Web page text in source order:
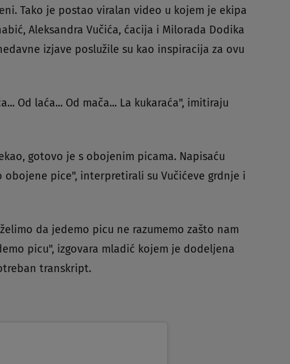
Tako je postao viralan video u kojem je ekipa
Aleksandra Vučića, ćacija i Milorada Dodika
izjave poslužile su kao inspiracija za ovu
Od laća... Od mača... La kukaraća", imitiraju
gotovo je s obojenim picama. Napisaću
pice", interpretirali su Vučićeve grdnje i
da jedemo picu ne razumemo zašto nam
picu", izgovara mladić kojem je dodeljena
transkript.